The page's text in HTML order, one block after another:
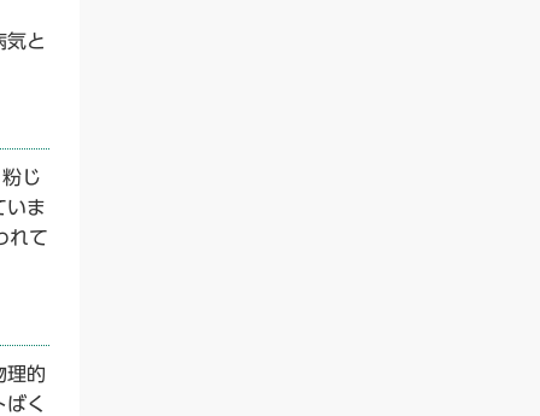
気と
じ
いま
れて
理的
く